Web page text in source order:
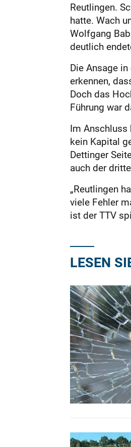
Reutlingen.
hatte. Wach
Wolfgang
deutlich
Die Ansage
erkennen,
Doch das
Führung war
Im Anschluss
kein Kapital
Dettinger
auch der
„Reutlingen
viele Fehler
ist der TTV
LESEN